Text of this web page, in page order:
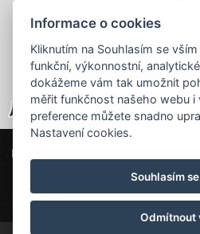
info@urtica-apartmany.cz
Urtica Apartmány
Informace o cookies
Kliknutím na Souhlasím se
funkční, výkonnostní,
dokážeme vám tak umožnit
měřit funkčnost našeho webu i
preference můžete snadno
Nastavení cookies.
Souhlasím
Odmítnout